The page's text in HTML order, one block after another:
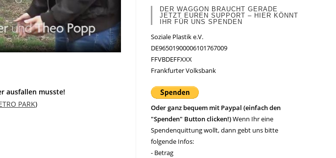
ausfallen musste!
PARK)
DER WAGGON BRAUCHT GERADE
JETZT EUREN SUPPORT – HIER KÖNNT
IHR FÜR UNS SPENDEN
Soziale Plastik e.V.
DE96501900006101767009
FFVBDEFFXXX
Frankfurter Volksbank
Oder ganz bequem mit Paypal (einfach den
"Spenden" Button clicken!)Wenn Ihr eine
Spendenquittung wollt, dann gebt uns bitte
folgende Infos:
- Betrag